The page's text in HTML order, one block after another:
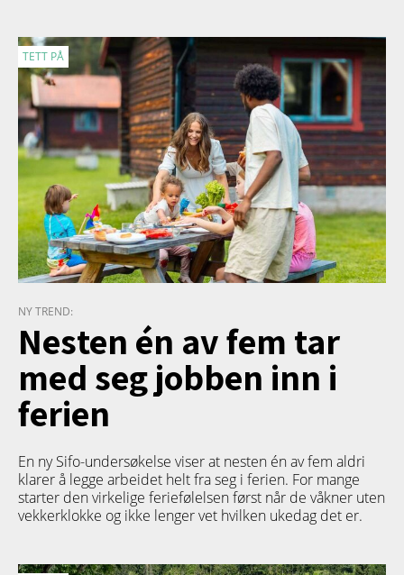
TETT PÅ
NY TREND:
Nesten én av fem tar
med seg jobben inn i
ferien
En ny Sifo-undersøkelse viser at nesten én av fem aldri
klarer å legge arbeidet helt fra seg i ferien. For mange
starter den virkelige feriefølelsen først når de våkner uten
vekkerklokke og ikke lenger vet hvilken ukedag det er.